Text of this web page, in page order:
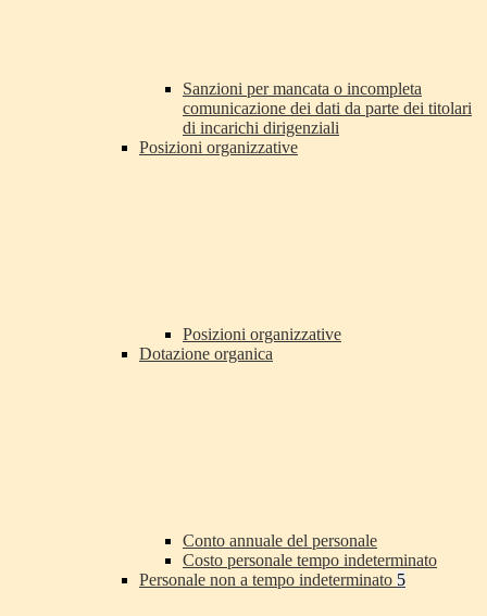
Sanzioni per mancata o incompleta
comunicazione dei dati da parte dei titolari
di incarichi dirigenziali
Posizioni organizzative
Posizioni organizzative
Dotazione organica
Conto annuale del personale
Costo personale tempo indeterminato
Personale non a tempo indeterminato 5